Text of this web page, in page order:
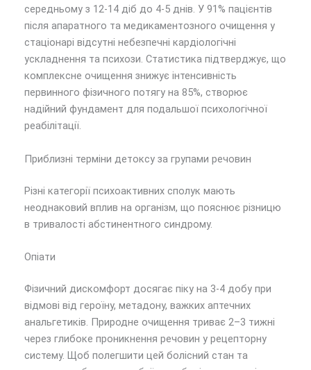
середньому з 12-14 діб до 4-5 днів. У 91% пацієнтів
після апаратного та медикаментозного очищення у
стаціонарі відсутні небезпечні кардіологічні
ускладнення та психози. Статистика підтверджує, що
комплексне очищення знижує інтенсивність
первинного фізичного потягу на 85%, створює
надійний фундамент для подальшої психологічної
реабілітації.
Приблизні терміни детоксу за групами речовин
Різні категорії психоактивних сполук мають
неоднаковий вплив на організм, що пояснює різницю
в тривалості абстинентного синдрому.
Опіати
Фізичний дискомфорт досягає піку на 3-4 добу при
відмові від героїну, метадону, важких аптечних
анальгетиків. Природне очищення триває 2–3 тижні
через глибоке проникнення речовин у рецепторну
систему. Щоб полегшити цей болісний стан та